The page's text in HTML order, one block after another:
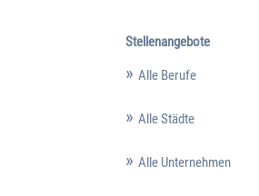
Stellenangebote
Alle Berufe
Alle Städte
Alle Unternehmen